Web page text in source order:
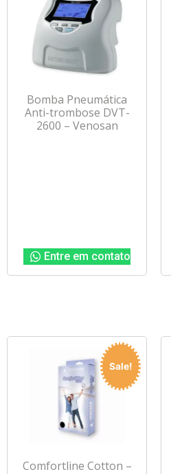
Bomba Pneumática
Anti-trombose DVT-
2600 – Venosan
Entre em contato
Sale!
Comfortline Cotton –